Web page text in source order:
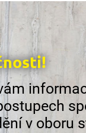
v oboru